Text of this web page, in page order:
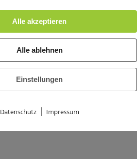
Alle akzeptieren
Alle ablehnen
Einstellungen
Datenschutz| Impressum